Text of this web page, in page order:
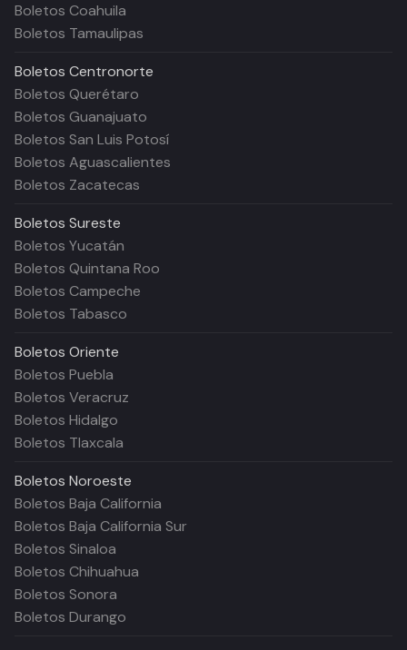
Boletos Coahuila
Boletos Tamaulipas
Boletos Centronorte
Boletos Querétaro
Boletos Guanajuato
Boletos San Luis Potosí
Boletos Aguascalientes
Boletos Zacatecas
Boletos Sureste
Boletos Yucatán
Boletos Quintana Roo
Boletos Campeche
Boletos Tabasco
Boletos Oriente
Boletos Puebla
Boletos Veracruz
Boletos Hidalgo
Boletos Tlaxcala
Boletos Noroeste
Boletos Baja California
Boletos Baja California Sur
Boletos Sinaloa
Boletos Chihuahua
Boletos Sonora
Boletos Durango